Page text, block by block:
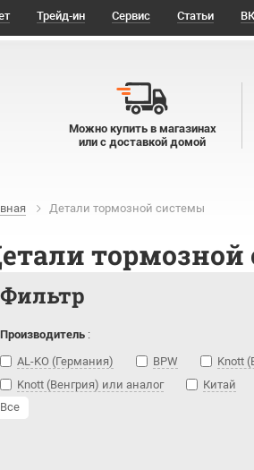
Трейд-ин Сервис Статьи
Можно купить в магазинах
или с доставкой домой
Детали тормозной системы
Фильтр
Производитель :
AL-KO (Германия)
BPW
Knott
Knott (Венгрия) или аналог
Китай
Все